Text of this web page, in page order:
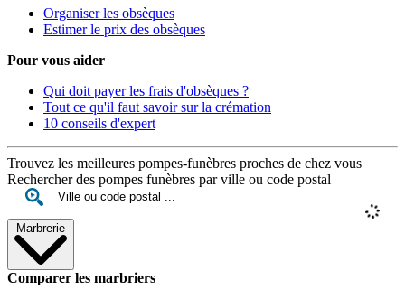
Organiser les obsèques
Estimer le prix des obsèques
Pour vous aider
Qui doit payer les frais d'obsèques ?
Tout ce qu'il faut savoir sur la crémation
10 conseils d'expert
Trouvez les meilleures pompes-funèbres proches de chez vous
Rechercher des pompes funèbres par ville ou code postal
Marbrerie
Comparer les marbriers